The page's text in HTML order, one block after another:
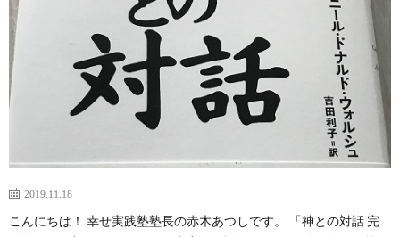
2019.11.18
こんにちは！ 幸せ実践塾塾長の赤木あつしです。 「神との対話 完